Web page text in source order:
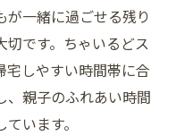
一緒に過ごせる残り
です。ちゃいるどス
宅しやすい時間帯に合
、親子のふれあい時間
います。